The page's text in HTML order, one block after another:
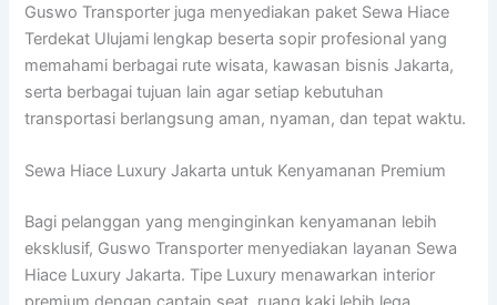
Guswo Transporter juga menyediakan paket Sewa Hiace
Terdekat Ulujami lengkap beserta sopir profesional yang
memahami berbagai rute wisata, kawasan bisnis Jakarta,
serta berbagai tujuan lain agar setiap kebutuhan
transportasi berlangsung aman, nyaman, dan tepat waktu.
Sewa Hiace Luxury Jakarta untuk Kenyamanan Premium
Bagi pelanggan yang menginginkan kenyamanan lebih
eksklusif, Guswo Transporter menyediakan layanan Sewa
Hiace Luxury Jakarta. Tipe Luxury menawarkan interior